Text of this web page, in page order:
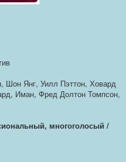
Шон Янг, Уилл Пэттон, Ховард
Иман, Фред Долтон Томпсон,
многоголосый /